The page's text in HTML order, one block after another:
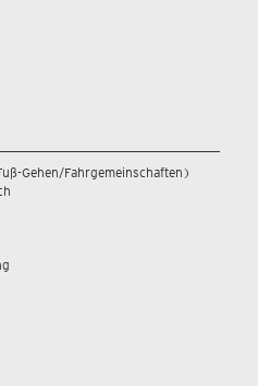
Gehen/Fahrgemeinschaften)